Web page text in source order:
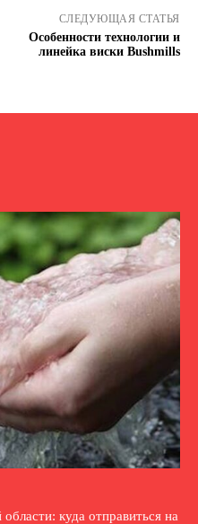
СЛЕДУЮЩАЯ СТАТЬЯ
Особенности технологии и
линейка виски Bushmills
куда отправиться на